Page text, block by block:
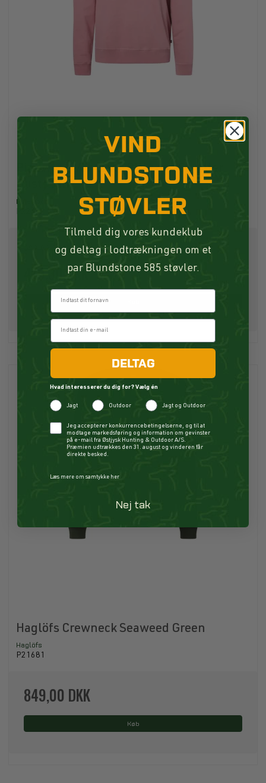
Pinewood Värnamo PW Logo Sweater
Dusty Pink
Pinewood
599,00 DKK
419,30 DKK
Haglöfs Crewneck Seaweed Green
Haglöfs
P21681
849,00 DKK
Køb
VIND
BLUNDSTONE
STØVLER
Tilmeld dig vores kundeklub
og deltag i lodtrækningen om et
par Blundstone 585 støvler.
Fornavn
DELTAG
Hvad interesserer du dig for? Vælg én
Jagt Outdoor Jagt og Outdoor
CheckboxJeg accepterer konkurrencebetingelserne, og til at
modtage markedsføring og information om gevinster
på e-mail fra Østjysk Hunting & Outdoor A/S.
Præmien udtrækkes den 31. august og vinderen får
direkte besked.
Læs mere om samtykke her
Nej tak